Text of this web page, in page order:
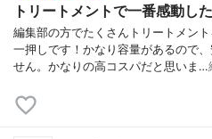
トリートメントで一番感動し
編集部の方でたくさんトリートメン
一押しです！かなり容量があるので
せん。かなりの高コスパだと思いま…